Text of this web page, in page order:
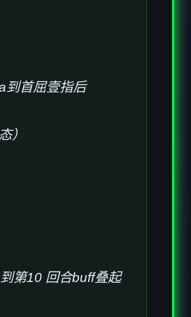
到首屈壹指后
）
第10 回合buff叠起